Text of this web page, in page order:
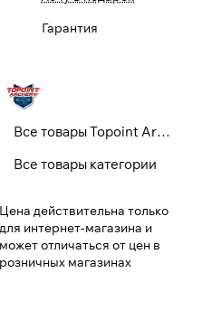
Гарантия
Все товары Topoint Archery
Все товары категории
Цена действительна только
для интернет-магазина и
может отличаться от цен в
розничных магазинах
оплатыПЛАЙТ
только
% будут
вашей карты
недели